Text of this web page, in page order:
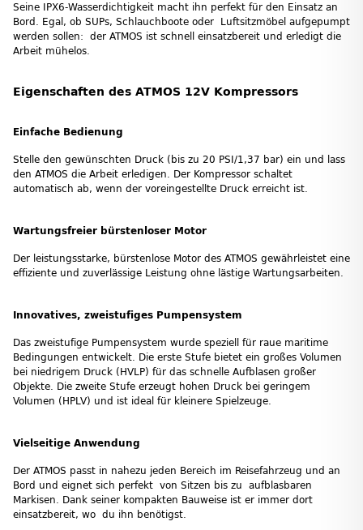
Seine IPX6-Wasserdichtigkeit macht ihn perfekt für den Einsatz an
Bord. Egal, ob SUPs, Schlauchboote oder Luftsitzmöbel aufgepumpt
werden sollen: der ATMOS ist schnell einsatzbereit und erledigt die
Arbeit mühelos.
Eigenschaften des ATMOS 12V Kompressors
Einfache Bedienung
Stelle den gewünschten Druck (bis zu 20 PSI/1,37 bar) ein und lass
den ATMOS die Arbeit erledigen. Der Kompressor schaltet
automatisch ab, wenn der voreingestellte Druck erreicht ist.
Wartungsfreier bürstenloser Motor
Der leistungsstarke, bürstenlose Motor des ATMOS gewährleistet eine
effiziente und zuverlässige Leistung ohne lästige Wartungsarbeiten.
Innovatives, zweistufiges Pumpensystem
Das zweistufige Pumpensystem wurde speziell für raue maritime
Bedingungen entwickelt. Die erste Stufe bietet ein großes Volumen
bei niedrigem Druck (HVLP) für das schnelle Aufblasen großer
Objekte. Die zweite Stufe erzeugt hohen Druck bei geringem
Volumen (HPLV) und ist ideal für kleinere Spielzeuge.
Vielseitige Anwendung
Der ATMOS passt in nahezu jeden Bereich im Reisefahrzeug und an
Bord und eignet sich perfekt von Sitzen bis zu aufblasbaren
Markisen. Dank seiner kompakten Bauweise ist er immer dort
einsatzbereit, wo du ihn benötigst.